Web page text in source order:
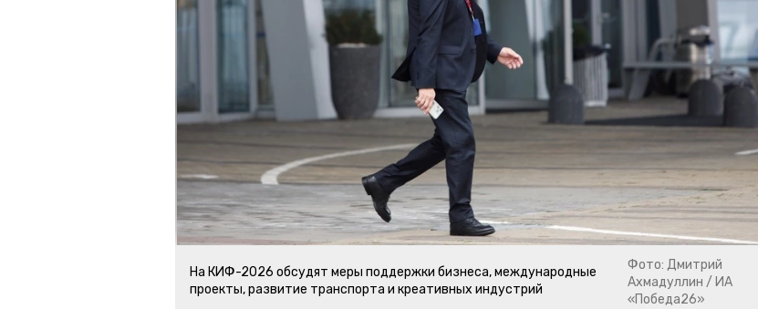
На КИФ-2026 обсудят меры поддержки бизнеса, международные
проекты, развитие транспорта и креативных индустрий
Фото: Дмитрий
Ахмадуллин / ИА
«Победа26»